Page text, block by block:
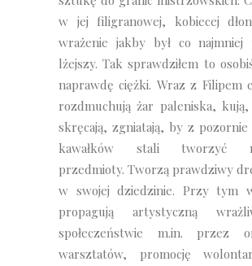
w jej filigranowej, kobiecej
wrażenie jakby był co najmniej
lżejszy. Tak sprawdziłem to
naprawdę ciężki. Wraz z Filipem
rozdmuchują żar paleniska, kują,
skręcają, zgniatają, by z pozornie
kawałków stali tworzyć
przedmioty. Tworzą prawdziwy
w swojej dziedzinie. Przy tym
propagują artystyczną
społeczeństwie m.in. przez
warsztatów, promocję